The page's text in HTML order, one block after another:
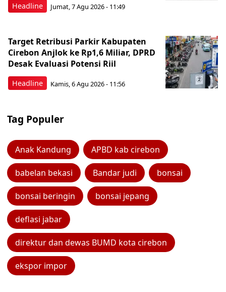
Headline Jumat, 7 Agu 2026 - 11:49
Headline
Target Retribusi Parkir Kabupaten
Cirebon Anjlok ke Rp1,6 Miliar, DPRD
Desak Evaluasi Potensi Riil
Kamis, 6 Agu 2026 - 11:56
Tag Populer
Anak Kandung APBD kab cirebon
babelan bekasi Bandar judi bonsai
bonsai beringin bonsai jepang
deflasi jabar
direktur dan dewas BUMD kota cirebon
ekspor impor